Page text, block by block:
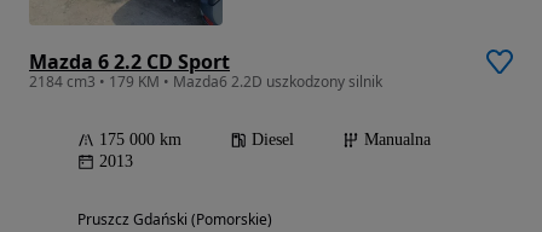
Mazda 6 2.2 CD Sport
2184 cm3 • 179 KM • Mazda6 2.2D uszkodzony silnik
175 000 km Diesel
Manualna
2013
Pruszcz Gdański (Pomorskie)